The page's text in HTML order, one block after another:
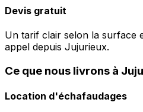
Devis gratuit
Un tarif clair selon la surface
appel depuis Jujurieux.
Ce que nous livrons à
Location d'échafaudages